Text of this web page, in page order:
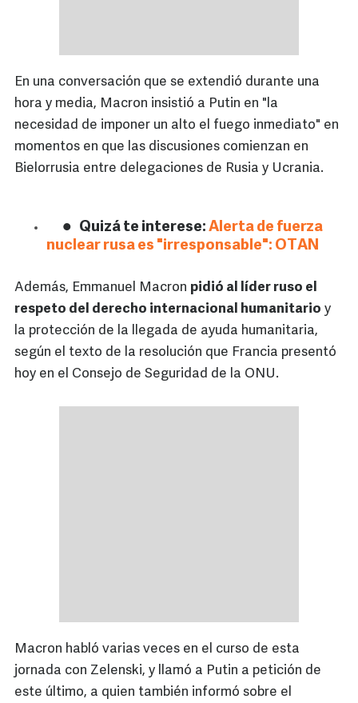
En una conversación que se extendió durante una
hora y media, Macron insistió a Putin en "la
necesidad de imponer un alto el fuego inmediato" en
momentos en que las discusiones comienzan en
Bielorrusia entre delegaciones de Rusia y Ucrania.
Quizá te interese: Alerta de fuerza
nuclear rusa es "irresponsable": OTAN
Además, Emmanuel Macron pidió al líder ruso el
respeto del derecho internacional humanitario y
la protección de la llegada de ayuda humanitaria,
según el texto de la resolución que Francia presentó
hoy en el Consejo de Seguridad de la ONU.
Macron habló varias veces en el curso de esta
jornada con Zelenski, y llamó a Putin a petición de
este último, a quien también informó sobre el